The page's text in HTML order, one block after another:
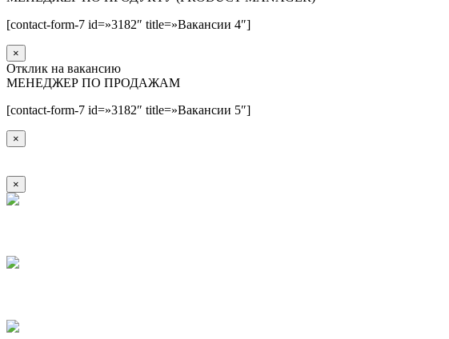
[contact-form-7 id=»3182″ title=»Вакансии 4″]
×
Отклик на вакансию
МЕНЕДЖЕР ПО ПРОДАЖАМ
[contact-form-7 id=»3182″ title=»Вакансии 5″]
×
×